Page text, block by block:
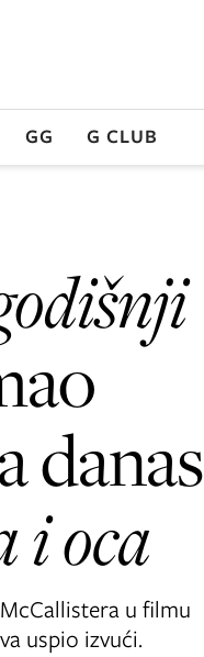
GG G CLUB
danas
i oca
u filmu
uspio izvući.